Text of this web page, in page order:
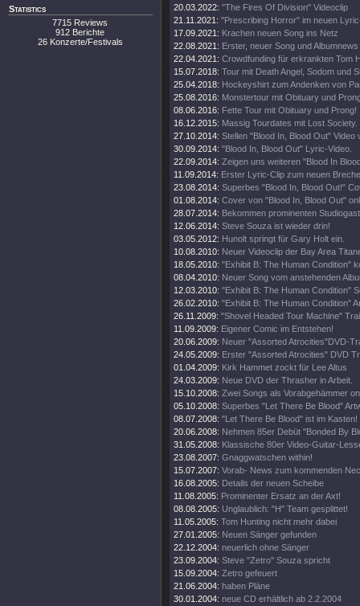
Statistics
7715 Reviews
912 Berichte
26 Konzerte/Festivals
20.03.2022: "The Fires Of Division" Videoclip
21.11.2021: "Prescribing Horror" im neuen
17.09.2021: Krachen neuen Song ins Netz
22.08.2021: Erster, neuer Song und Albumnews
22.04.2021: Crowdfunding für erkrankten Tom
15.07.2018: Tour mit Death Angel, Sodom und
25.04.2018: Hockeyshirt zum Andenken von
25.08.2016: Monstertour mit Obituary und
08.06.2016: Fette Tour mit Obituary und Prong!
16.12.2015: Massig Tourdates mit Lost Society.
27.10.2014: Stellen "Blood In, Blood Out" Video
30.09.2014: "Blood In, Blood Out" Lyric-Video.
22.09.2014: Zeigen uns weiteren "Blood In
11.09.2014: Erster Lyric-Clip zum neuen
23.08.2014: Superbes "Blood In, Blood Out!"
01.08.2014: Cover von "Blood In, Blood Out"
28.07.2014: Bekommen prominenten Studiogast
12.06.2014: Steve Souza ist wieder drin!
03.05.2012: Hunolt springt für Gary Holt ein.
10.08.2010: Neuer Videoclip der Bay Area
18.05.2010: "Exhibit B: The Human Condition"
08.04.2010: Neuer Song vom anstehenden
12.03.2010: "Exhibit B: The Human Condition"
26.02.2010: "Exhibit B: The Human Condition"
26.11.2009: "Shovel Headed Tour Machine"
11.09.2009: Eigener Comic im Entstehen!
20.06.2009: Neuer "Assorted Atrocities"DVD-
24.05.2009: Erster "Assorted Atrocities" DVD
01.04.2009: Kirk Hammet zockt für Lee Altus
24.03.2009: Neue DVD der Thrasher in Arbeit.
15.10.2008: Zwei Songs als Vorabgehämmer
05.10.2008: Superbes "Let There Be Blood"
08.07.2008: "Let There Be Blood" ist im Kasten!
20.06.2008: Nehmen 85er Debüt "Bonded By
31.05.2008: Klassische 80er Video-Guitar-
23.08.2007: Gnaggwatschen within!
15.07.2007: Vorab- News zum kommenden
16.08.2005: Details der neuen Scheibe
11.08.2005: Prominenter Ersatz an der Axt!
08.08.2005: Unglaublich: "H" Team gesplittet!
11.05.2005: Tom Hunting nicht mehr dabei
27.01.2005: Neuen Sänger gefunden
22.12.2004: neuerlich ohne Sänger
23.09.2004: Steve "Zetro" Souza spricht
15.09.2004: Zetro gefeuert
21.06.2004: haben Pläne
30.01.2004: neue CD erhältlich ab 2.2.2004